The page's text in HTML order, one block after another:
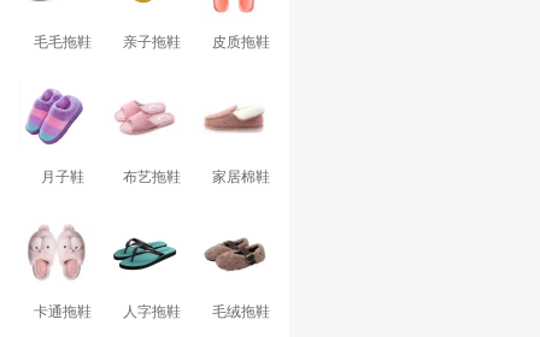
毛毛拖鞋 亲子拖鞋 皮质拖鞋
月子鞋 布艺拖鞋 家居棉鞋
卡通拖鞋 人字拖鞋 毛绒拖鞋